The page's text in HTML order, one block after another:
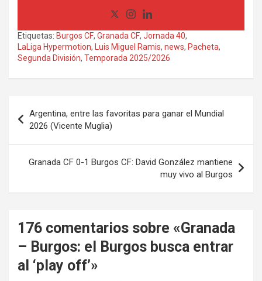
Etiquetas: Burgos CF, Granada CF, Jornada 40,
LaLiga Hypermotion, Luis Miguel Ramis, news, Pacheta,
Segunda División, Temporada 2025/2026
de
entradas
Argentina, entre las favoritas para ganar el Mundial
2026 (Vicente Muglia)
Granada CF 0-1 Burgos CF: David González mantiene
muy vivo al Burgos
176 comentarios sobre «Granada
– Burgos: el Burgos busca entrar
al ‘play off’»